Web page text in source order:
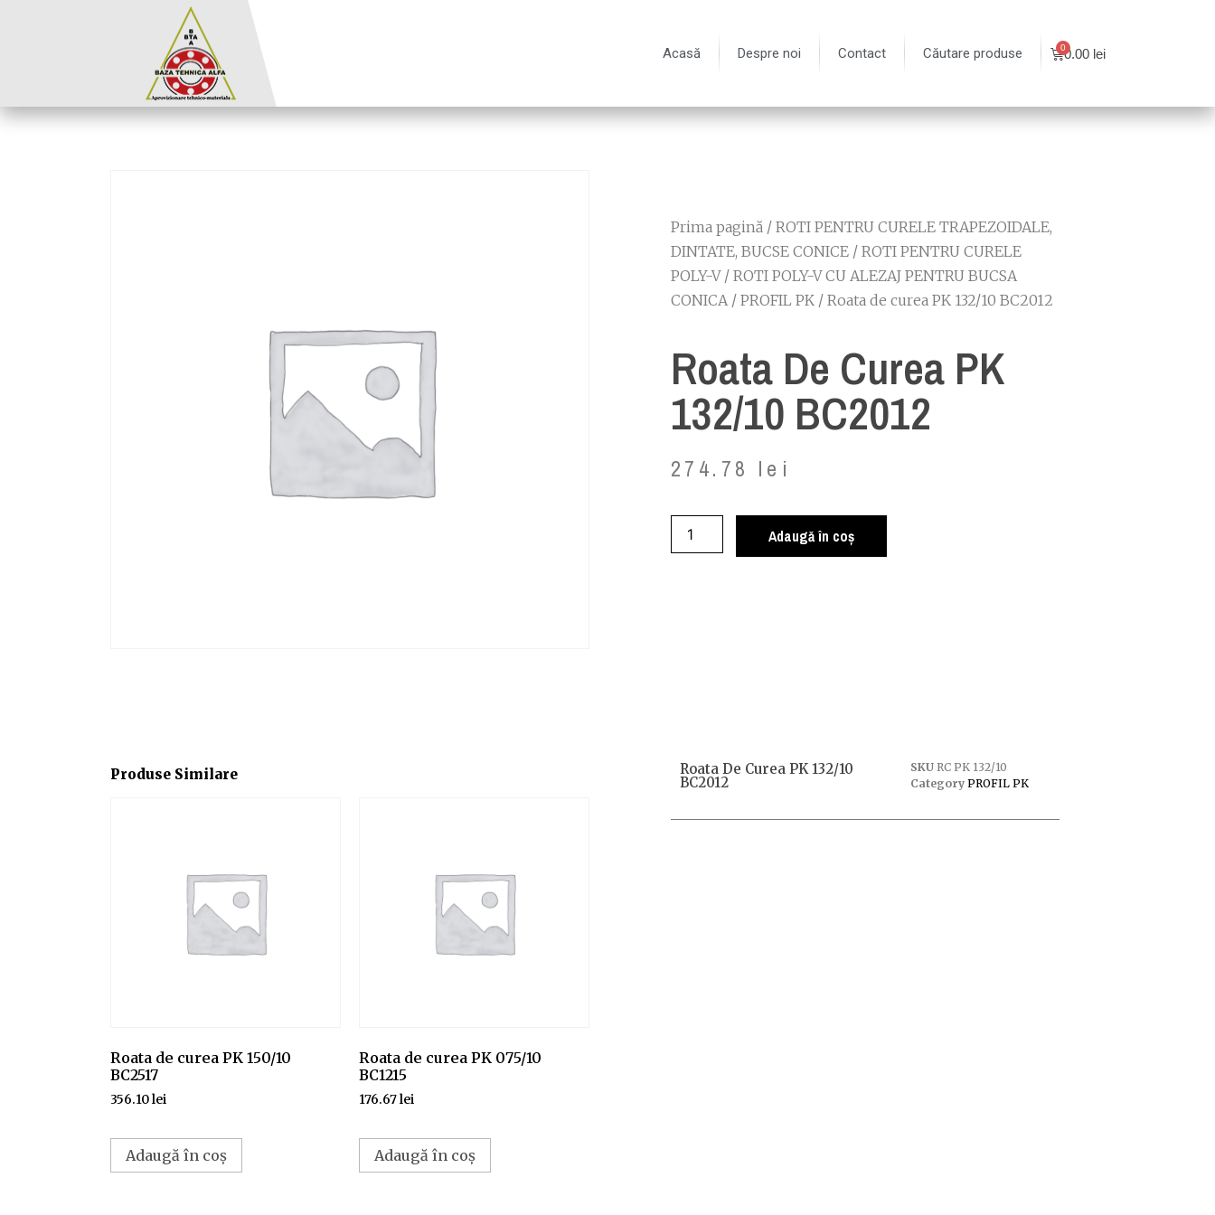
Acasă Despre noi Contact Căutare produse 0.00 lei
Prima pagină / ROTI PENTRU CURELE TRAPEZOIDALE,
DINTATE, BUCSE CONICE / ROTI PENTRU CURELE
POLY-V/ ROTI POLY-V CU ALEZAJ PENTRU BUCSA
CONICA/ PROFIL PK / Roata de curea PK 132/10 BC2012
Roata De Curea PK
132/10 BC2012
274.78 lei
Adaugă în coș
Produse Similare
Roata de curea PK 150/10
BC2517
356.10lei
Adaugă în coș
Roata de curea PK 075/10
BC1215
176.67lei
Adaugă în coș
Roata De Curea PK 132/10
BC2012
SKU RC PK 132/10
Category PROFIL PK